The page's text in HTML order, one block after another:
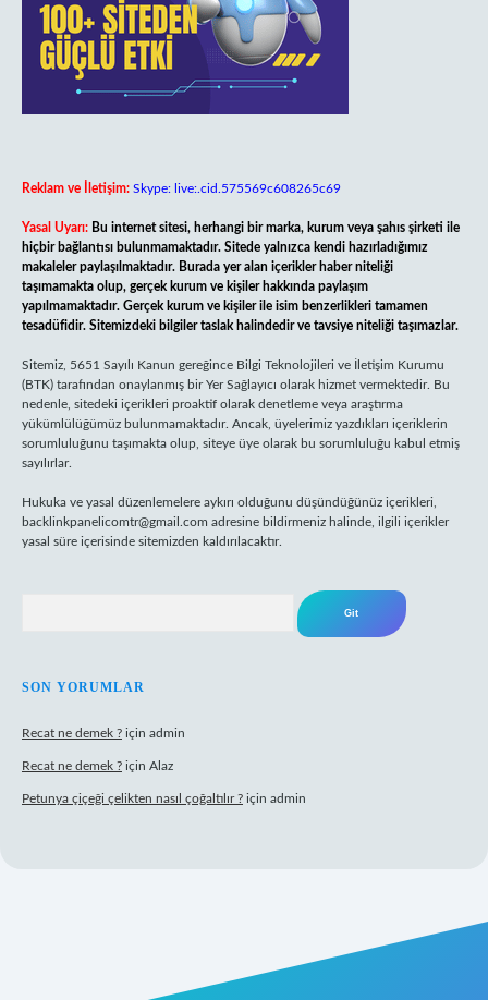
Reklam ve İletişim: Skype: live:.cid.575569c608265c69
Yasal Uyarı: Bu internet sitesi, herhangi bir marka, kurum veya şahıs şirketi ile
hiçbir bağlantısı bulunmamaktadır. Sitede yalnızca kendi hazırladığımız
makaleler paylaşılmaktadır. Burada yer alan içerikler haber niteliği
taşımamakta olup, gerçek kurum ve kişiler hakkında paylaşım
yapılmamaktadır. Gerçek kurum ve kişiler ile isim benzerlikleri tamamen
tesadüfidir. Sitemizdeki bilgiler taslak halindedir ve tavsiye niteliği taşımazlar.
Sitemiz, 5651 Sayılı Kanun gereğince Bilgi Teknolojileri ve İletişim Kurumu
(BTK) tarafından onaylanmış bir Yer Sağlayıcı olarak hizmet vermektedir. Bu
nedenle, sitedeki içerikleri proaktif olarak denetleme veya araştırma
yükümlülüğümüz bulunmamaktadır. Ancak, üyelerimiz yazdıkları içeriklerin
sorumluluğunu taşımakta olup, siteye üye olarak bu sorumluluğu kabul etmiş
sayılırlar.
Hukuka ve yasal düzenlemelere aykırı olduğunu düşündüğünüz içerikleri,
backlinkpanelicomtr@gmail.com adresine bildirmeniz halinde, ilgili içerikler
yasal süre içerisinde sitemizden kaldırılacaktır.
SON YORUMLAR
Recat ne demek ? için admin
Recat ne demek ? için Alaz
Petunya çiçeği çelikten nasıl çoğaltılır ? için admin